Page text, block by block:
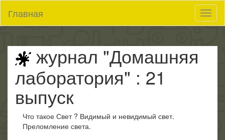
it
Главная
журнал "Домашняя
лаборатория" : 21
выпуск
Что такое Свет ? Видимый и невидимый свет.
Преломление света.